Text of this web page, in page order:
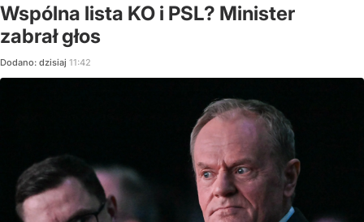
Wspólna lista KO i PSL? Minister
zabrał głos
Dodano: dzisiaj 11:42